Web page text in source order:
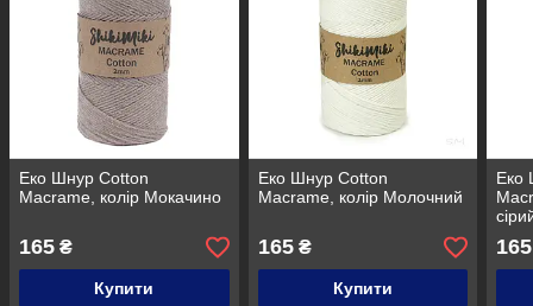
Еко Шнур Cotton
Macrame, колір Мокачино
165 ₴
Купити
Еко Шнур Cotton
Macrame, колір Молочний
165₴
Купити
Еко
165